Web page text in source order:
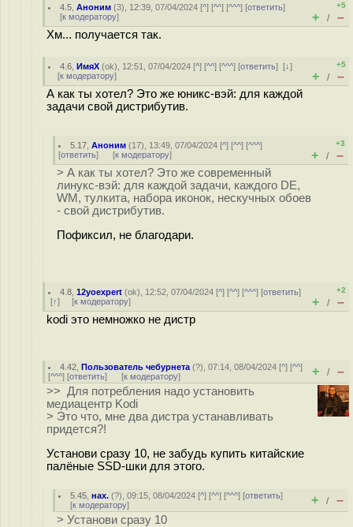
4.5 ,Аноним (3), 12:39, 07/04/2024 [^] [^^] [^^^] [ответить]
[к модератору]
+5
+ / –
Хм... получается так.
4.6 ,ИмяХ (ok), 12:51, 07/04/2024 [^] [^^] [^^^] [ответить][↓]
[к модератору]
+5
+ / –
А как ты хотел? Это же юникс-вэй: для каждой
задачи свой дистрибутив.
5.17 ,Аноним (17), 13:49, 07/04/2024 [^] [^^] [^^^]
[ответить] [к модератору]
+3
+ / –
> А как ты хотел? Это же современный
линукс-вэй: для каждой задачи, каждого DE,
WM, тулкита, набора иконок, нескучных обоев
- свой дистрибутив.
Пофиксил, не благодари.
4.8 ,12yoexpert (ok), 12:52, 07/04/2024 [^] [^^] [^^^] [ответить]
[↑] [к модератору]
+2
+ / –
kodi это немножко не дистр
4.42 ,Пользователь чебурнета (?), 07:14, 08/04/2024 [^] [^^]
[^^^] [ответить] [к модератору] + / –
>> Для потребления надо установить
медиацентр Kodi
> Это что, мне два дистра устанавливать
придется?!
Установи сразу 10, не забудь купить китайские
палёные SSD-шки для этого.
5.45 ,нах. (?), 09:15, 08/04/2024 [^] [^^] [^^^] [ответить]
[к модератору] + / –
> Установи сразу 10